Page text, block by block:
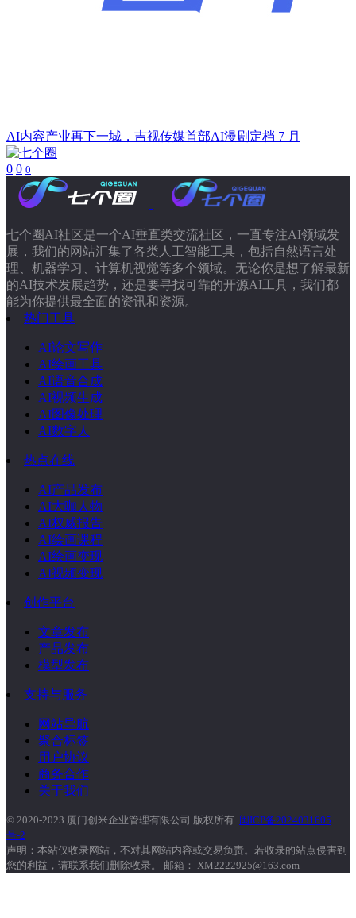
AI内容产业再下一城，吉视传媒首部AI漫剧定档 7 月
0 0 0
七个圈AI社区是一个AI垂直类交流社区，一直专注AI领域发
展，我们的网站汇集了各类人工智能工具，包括自然语言处
理、机器学习、计算机视觉等多个领域。无论你是想了解最新
的AI技术发展趋势，还是要寻找可靠的开源AI工具，我们都
能为你提供最全面的资讯和资源。
热门工具
AI论文写作
AI绘画工具
AI语音合成
AI视频生成
AI图像处理
AI数字人
热点在线
AI产品发布
AI大咖人物
AI权威报告
AI绘画课程
AI绘画变现
AI视频变现
创作平台
文章发布
产品发布
模型发布
支持与服务
网站导航
聚合标签
用户协议
商务合作
关于我们
© 2020-2023 厦门创米企业管理有限公司 版权所有 闽ICP备2024031605
号-2
声明：本站仅收录网站，不对其网站内容或交易负责。若收录的站点侵害到
您的利益，请联系我们删除收录。 邮箱： XM2222925@163.com